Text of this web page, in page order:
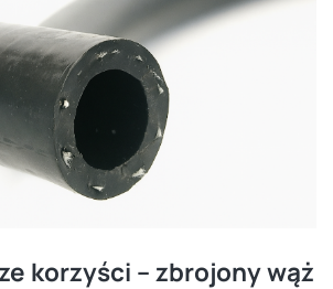
korzyści – zbrojony wąż